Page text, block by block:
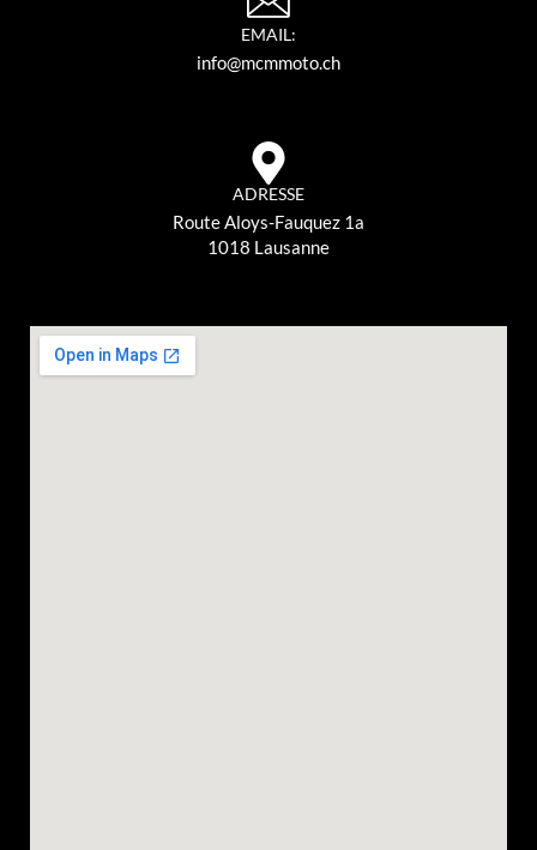
EMAIL:
info@mcmmoto.ch
ADRESSE
Route Aloys-Fauquez 1a
1018 Lausanne